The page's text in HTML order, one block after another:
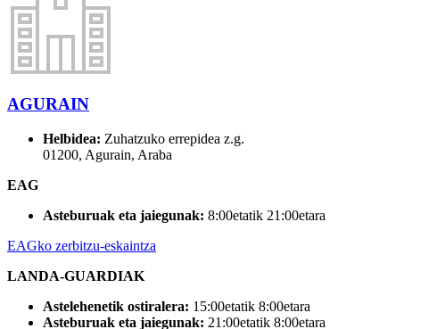
AGURAIN
Helbidea: Zuhatzuko errepidea z.g.
01200, Agurain, Araba
EAG
Asteburuak eta jaiegunak: 8:00etatik 21:00etara
EAGko zerbitzu-eskaintza
LANDA-GUARDIAK
Astelehenetik ostiralera: 15:00etatik 8:00etara
Asteburuak eta jaiegunak: 21:00etatik 8:00etara